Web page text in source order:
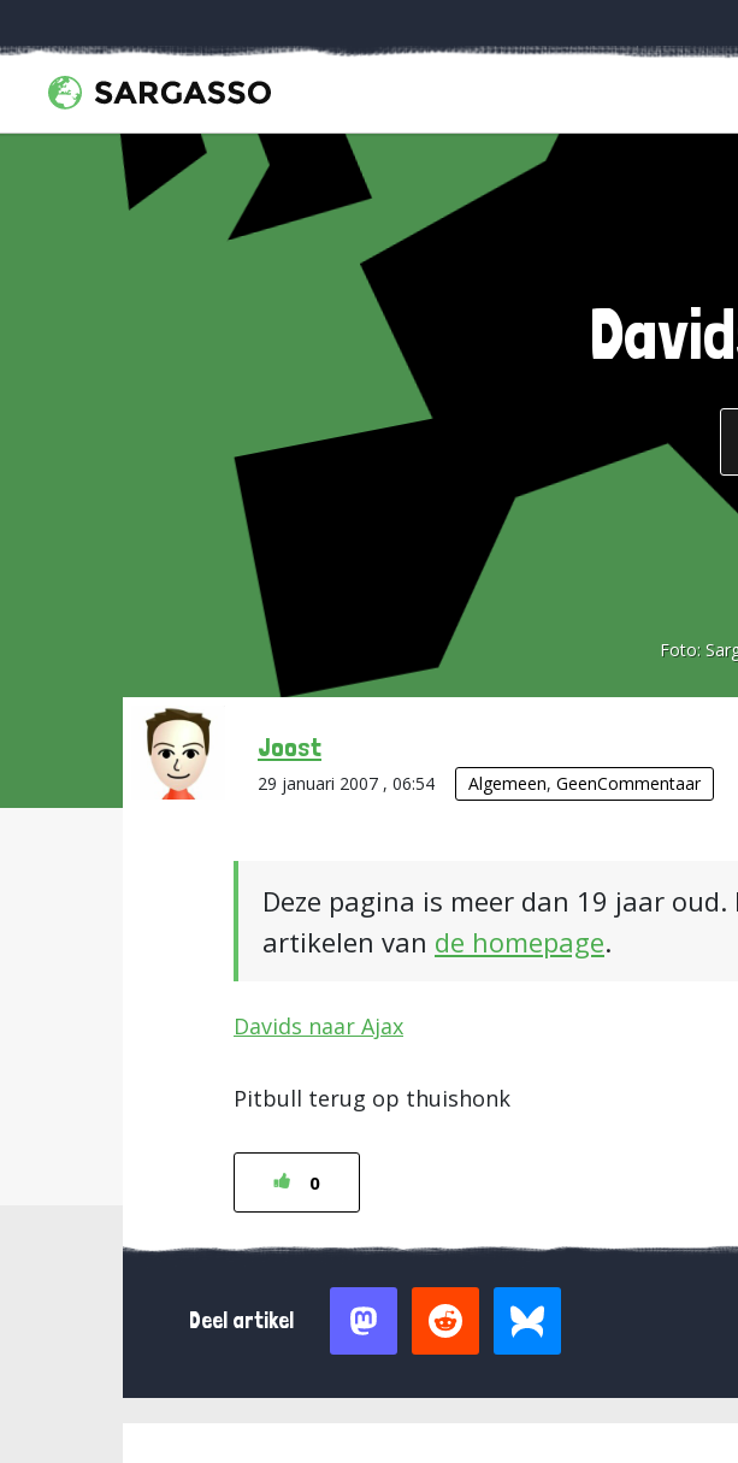
Foto:
Joost
29 januari 2007 , 06:54 Algemeen, GeenCommentaar
Deze pagina is meer dan 19 jaar
artikelen van de homepage.
Davids naar Ajax
Pitbull terug op thuishonk
0
Deel artikel